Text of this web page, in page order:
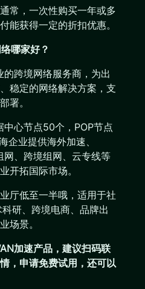
常，一次性购买一年或多
能获得一定的折扣优惠。
哪家好？
跨境网络服务商，为出
稳定的网络解决方案，支
署。
中心节点50个，POP节点
企业提供海外加速、
网、跨境组网、云专线等
开拓国际市场。
厅低至一半哦，适用于社
研、跨境电商、品牌出
场景。
加速产品，建议扫码联
，申请免费试用，还可以